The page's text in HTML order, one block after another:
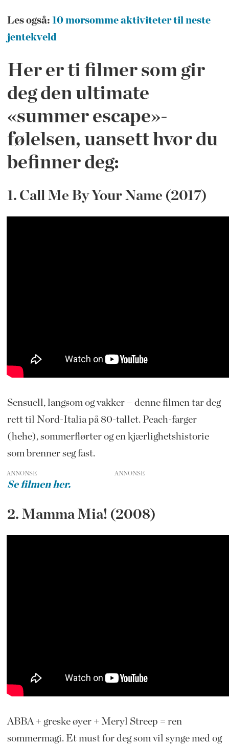
Les også: 10 morsomme aktiviteter til neste
jentekveld
Her er ti filmer som gir
deg den ultimate
«summer escape»-
følelsen, uansett hvor du
befinner deg:
1. Call Me By Your Name (2017)
Sensuell, langsom og vakker – denne filmen tar deg
rett til Nord-Italia på 80-tallet. Peach-farger
(hehe), sommerflørter og en kjærlighetshistorie
som brenner seg fast.
ANNONSE
Se filmen her.
2. Mamma Mia! (2008)
ABBA + greske øyer + Meryl Streep = ren
sommermagi. Et must for deg som vil synge med og